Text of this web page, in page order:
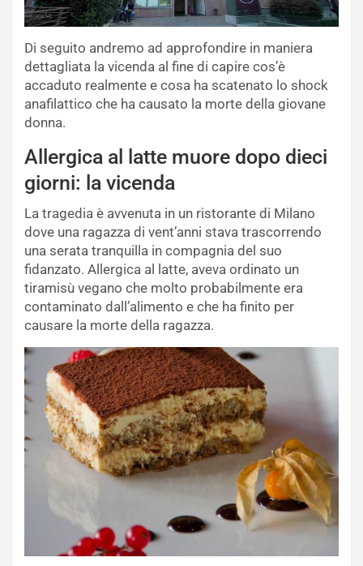
Di seguito andremo ad approfondire in maniera
dettagliata la vicenda al fine di capire cos’è
accaduto realmente e cosa ha scatenato lo shock
anafilattico che ha causato la morte della giovane
donna.
Allergica al latte muore dopo dieci
giorni: la vicenda
La tragedia è avvenuta in un ristorante di Milano
dove una ragazza di vent’anni stava trascorrendo
una serata tranquilla in compagnia del suo
fidanzato. Allergica al latte, aveva ordinato un
tiramisù vegano che molto probabilmente era
contaminato dall’alimento e che ha finito per
causare la morte della ragazza.